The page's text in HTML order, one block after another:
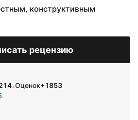
конструктивным
рецензию
•Оценок+1853